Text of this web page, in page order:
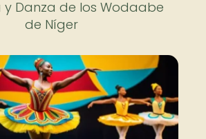
y Danza de los Wodaabe
de Níger